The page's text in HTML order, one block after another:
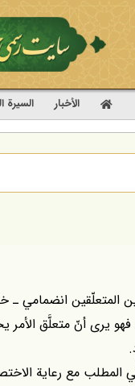
الأخبار السيرة
بأن التركيب بين المتعلّقين
فهو يرى أنّ متعلَّق
مع رعاية